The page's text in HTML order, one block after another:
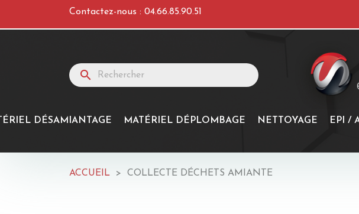
Contactez-nous : 04.66.85.90.51
search
DÉSAMIANTAGE MATÉRIEL DÉPLOMBAGE NETTOYAGE EPI /
ACCUEIL COLLECTE DÉCHETS AMIANTE